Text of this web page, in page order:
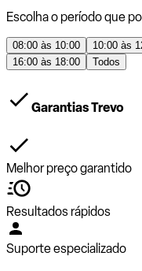
Escolha o período que
08:00 às 10:00 10:00 às
16:00 às 18:00
Todos
Garantias Trevo
Melhor preço garantido
Resultados rápidos
Suporte especializado